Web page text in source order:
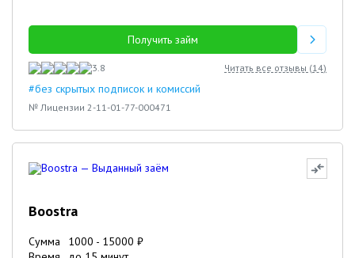
Получить займ
3.8 Читать все отзывы (14)
#без скрытых подписок и комиссий
№ Лицензии 2-11-01-77-000471
Boostra
Сумма 1000 - 15000 ₽